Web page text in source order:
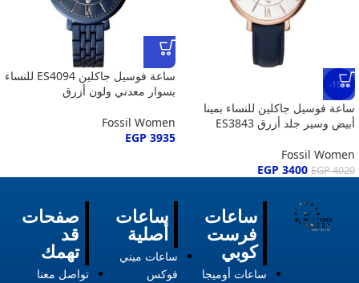
-15%
ساعة فوسيل جاكلين للنساء بمينا
أبيض وسير جلد أزرق ES3843
Fossil Women
EGP4020
EGP 3400
ساعة فوسيل جاكلين ES4094 للنساء
بسوار معدني ولون أزرق
Fossil Women
EGP 3935
صفحات
قد
تهمك
تواصل معنا
ساعات
أصلية
ساعات ميني
فوكس
ساعات
فرست
كوبي
ساعات أوميجا